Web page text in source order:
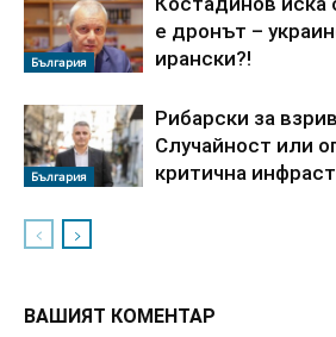
България
е дронът –
ирански?!
България
Рибарски за
Случайност или
критична
ВАШИЯТ КОМЕНТАР